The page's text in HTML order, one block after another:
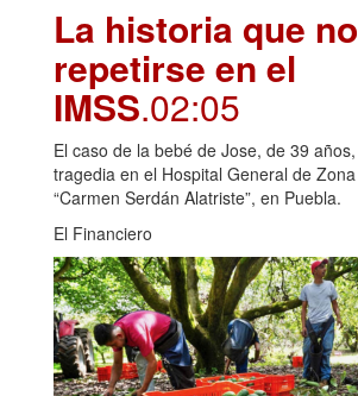
La historia que
repetirse en el
IMSS.02:05
El caso de la bebé de Jose, de 39
tragedia en el Hospital General de
“Carmen Serdán Alatriste”, en Puebla.
El Financiero